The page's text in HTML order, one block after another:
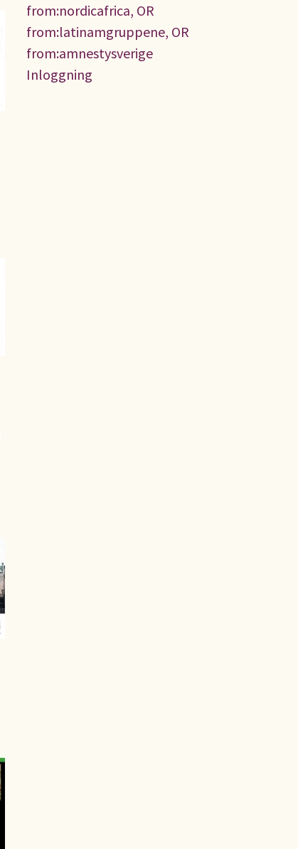
from:nordicafrica, OR
from:latinamgruppene, OR
from:amnestysverige
Inloggning